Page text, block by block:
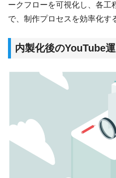
ークフローを可視化し、各工
で、制作プロセスを効率化す
内製化後のYouTube